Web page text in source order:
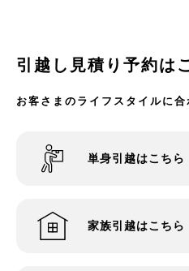
引越し見積り予約は
お客さまのライフスタイルに
単身引越はこちら
家族引越はこちら